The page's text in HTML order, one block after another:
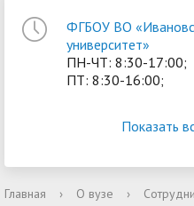
ФГБОУ ВО
университет»
ПН-ЧТ: 8:30-17:00;
ПТ: 8:30-16:00;
Показать
Главная › О вузе ›